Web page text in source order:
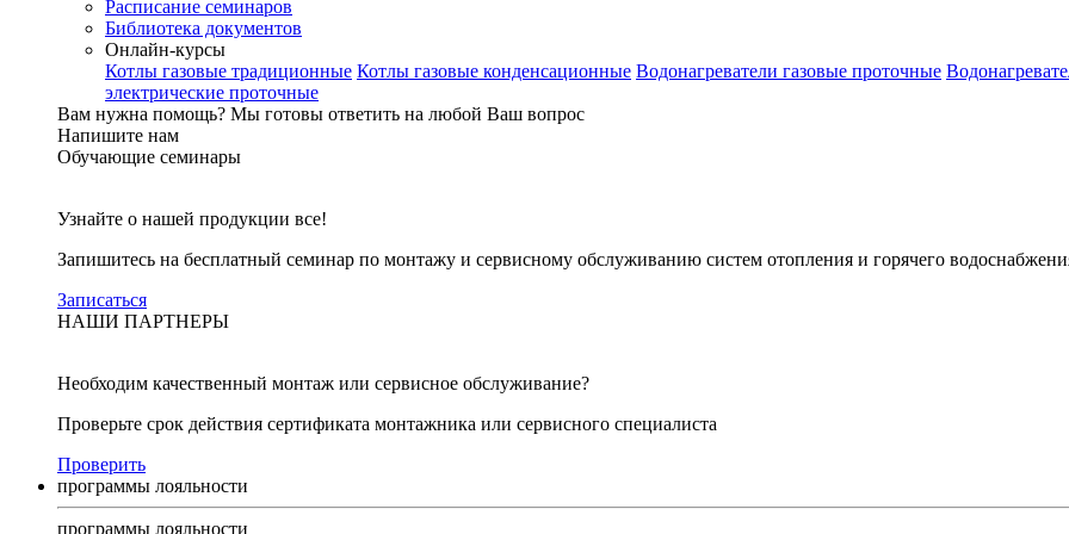
Расписание семинаров
Библиотека документов
Онлайн-курсы
Котлы газовые традиционные Котлы газовые конденсационные Водонагреватели газовые проточные
электрические проточные
Вам нужна помощь? Мы готовы ответить на любой Ваш вопрос
Напишите нам
Обучающие семинары
Узнайте о нашей продукции все!
Запишитесь на бесплатный семинар по монтажу и сервисному обслуживанию систем отопления и горячего
Записаться
НАШИ ПАРТНЕРЫ
Необходим качественный монтаж или сервисное обслуживание?
Проверьте срок действия сертификата монтажника или сервисного специалиста
Проверить
программы лояльности
программы лояльности